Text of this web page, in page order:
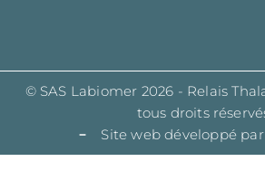
© SAS Labiomer 2026 - Relais
tous droits
Site web développé par